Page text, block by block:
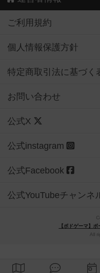
ご利用規約
個人情報保護方針
特定商取引法に基づく
お問い合わせ
公式X
公式instagram
公式Facebook
公式YouTubeチャンネ
【ボドゲーマ】
All